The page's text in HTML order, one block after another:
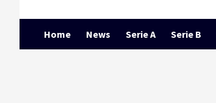
Home News Serie A Serie B